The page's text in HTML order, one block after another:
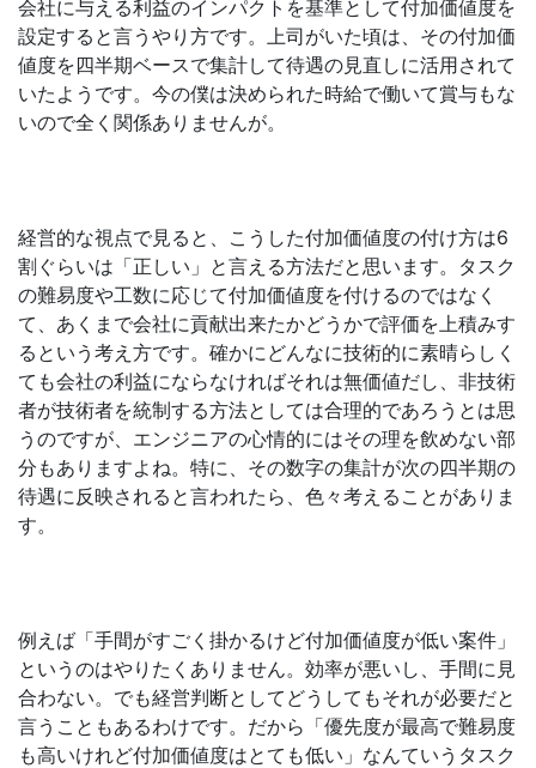
会社に与える利益のインパクトを基準として付加価値度を
設定すると言うやり方です。上司がいた頃は、その付加価
値度を四半期ベースで集計して待遇の見直しに活用されて
いたようです。今の僕は決められた時給で働いて賞与もな
いので全く関係ありませんが。
経営的な視点で見ると、こうした付加価値度の付け方は6
割ぐらいは「正しい」と言える方法だと思います。タスク
の難易度や工数に応じて付加価値度を付けるのではなく
て、あくまで会社に貢献出来たかどうかで評価を上積みす
るという考え方です。確かにどんなに技術的に素晴らしく
ても会社の利益にならなければそれは無価値だし、非技術
者が技術者を統制する方法としては合理的であろうとは思
うのですが、エンジニアの心情的にはその理を飲めない部
分もありますよね。特に、その数字の集計が次の四半期の
待遇に反映されると言われたら、色々考えることがありま
す。
例えば「手間がすごく掛かるけど付加価値度が低い案件」
というのはやりたくありません。効率が悪いし、手間に見
合わない。でも経営判断としてどうしてもそれが必要だと
言うこともあるわけです。だから「優先度が最高で難易度
も高いけれど付加価値度はとても低い」なんていうタスク